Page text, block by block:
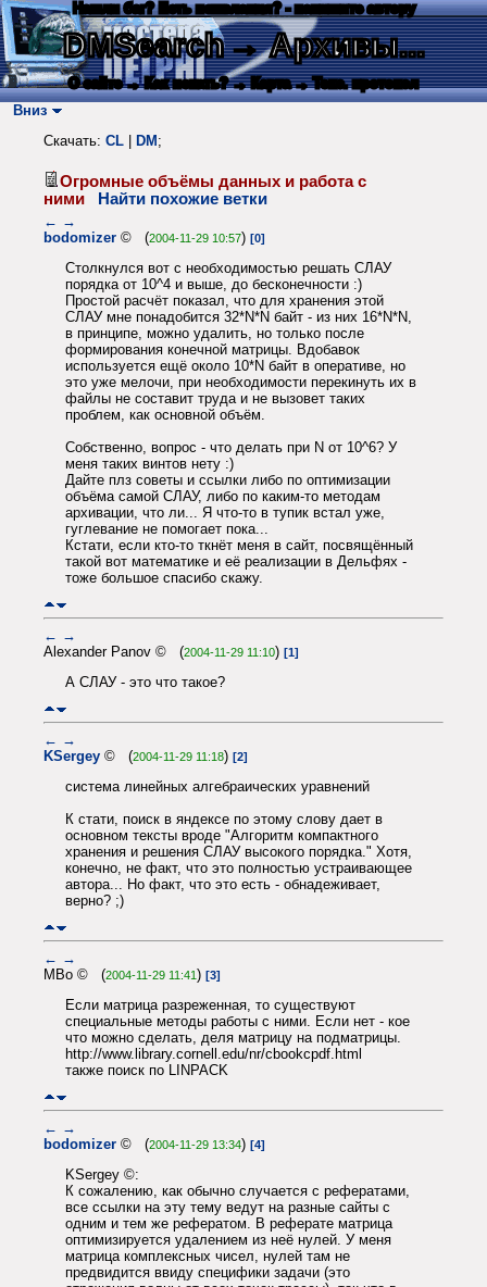
Нашли баг? Есть пожелания? - напишите автору
DMSearch→ Архивы...
О сайте → Как искать? → Карта → Текс. протокол
Вниз
Скачать: CL DM ;
Огромные объёмы данных и работа с
ними
Найти похожие ветки
← →
bodomizer © (2004-11-29 10:57) [0]
Столкнулся вот с необходимостью решать СЛАУ
порядка от 10^4 и выше, до бесконечности :)
Простой расчёт показал, что для хранения этой
СЛАУ мне понадобится 32*N*N байт - из них 16*N*N,
в принципе, можно удалить, но только после
формирования конечной матрицы. Вдобавок
используется ещё около 10*N байт в оперативе, но
это уже мелочи, при необходимости перекинуть их в
файлы не составит труда и не вызовет таких
проблем, как основной объём.
Собственно, вопрос - что делать при N от 10^6? У
меня таких винтов нету :)
Дайте плз советы и ссылки либо по оптимизации
объёма самой СЛАУ, либо по каким-то методам
архивации, что ли... Я что-то в тупик встал уже,
гуглевание не помогает пока...
Кстати, если кто-то ткнёт меня в сайт, посвящённый
такой вот математике и её реализации в Дельфях -
тоже большое спасибо скажу.
← →
Alexander Panov © (2004-11-29 11:10) [1]
А СЛАУ - это что такое?
← →
KSergey © (2004-11-29 11:18) [2]
система линейных алгебраических уравнений
К стати, поиск в яндексе по этому слову дает в
основном тексты вроде "Алгоритм компактного
хранения и решения СЛАУ высокого порядка." Хотя,
конечно, не факт, что это полностью устраивающее
автора... Но факт, что это есть - обнадеживает,
верно? ;)
← →
MBo © (2004-11-29 11:41) [3]
Если матрица разреженная, то существуют
специальные методы работы с ними. Если нет - кое
что можно сделать, деля матрицу на подматрицы.
http://www.library.cornell.edu/nr/cbookcpdf.html
также поиск по LINPACK
← →
bodomizer © (2004-11-29 13:34) [4]
KSergey ©:
К сожалению, как обычно случается с рефератами,
все ссылки на эту тему ведут на разные сайты с
одним и тем же рефератом. В реферате матрица
оптимизируется удалением из неё нулей. У меня
матрица комплексных чисел, нулей там не
предвидится ввиду специфики задачи (это